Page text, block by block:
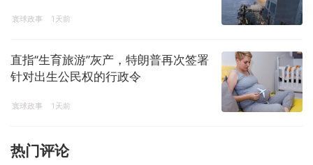
寰球政事 1天前
直指“生育旅游”灰产，特朗普再次签署
针对出生公民权的行政令
寰球政事 1天前
热门评论